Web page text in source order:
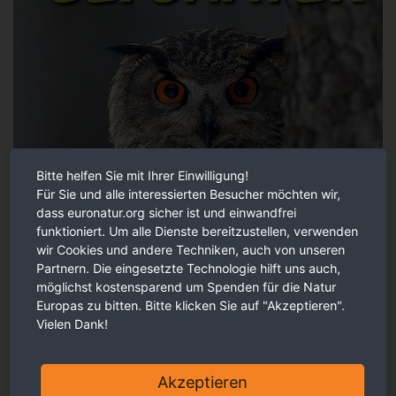
Bitte helfen Sie mit Ihrer Einwilligung!
Für Sie und alle interessierten Besucher möchten wir,
dass euronatur.org sicher ist und einwandfrei
funktioniert. Um alle Dienste bereitzustellen, verwenden
wir Cookies und andere Techniken, auch von unseren
Partnern. Die eingesetzte Technologie hilft uns auch,
möglichst kostensparend um Spenden für die Natur
Europas zu bitten. Bitte klicken Sie auf "Akzeptieren".
Vielen Dank!
Akzeptieren